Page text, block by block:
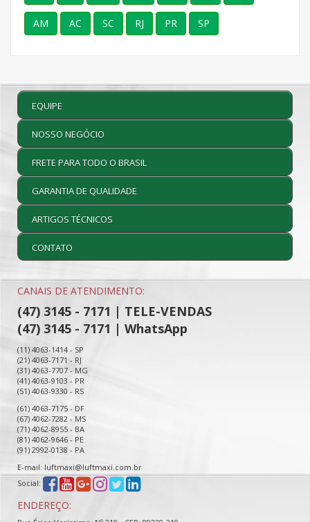
AM AC SC RJ PR SP
EQUIPE
NOSSO NEGÓCIO
FRETE PARA TODO O BRASIL
GARANTIA DE QUALIDADE
ARTIGOS TÉCNICOS
CONTATO
CANAIS DE ATENDIMENTO:
(47) 3145 - 7171 | TELE-VENDAS
(47) 3145 - 7171 | WhatsApp
(11) 4063-1414 - SP
(21) 4063-7171 - RJ
(31) 4063-7707 - MG
(41) 4063-9103 - PR
(51) 4063-9330 - RS
(61) 4063-7175 - DF
(67) 4062-7282 - MS
(71) 4062-8955 - BA
(81) 4062-9646 - PE
(91) 2992-0138 - PA
E-mail: luftmaxi@luftmaxi.com.br
Social:
ENDEREÇO: